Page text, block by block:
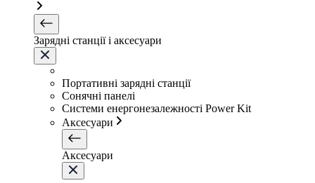
Зарядні станції і аксесуари
Портативні зарядні станції
Сонячні панелі
Системи енергонезалежності Power Kit
Аксесуари
Аксесуари